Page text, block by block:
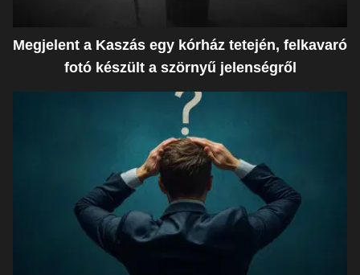
Megjelent a Kaszás egy kórház tetején, felkavaró
fotó készült a szörnyű jelenségről